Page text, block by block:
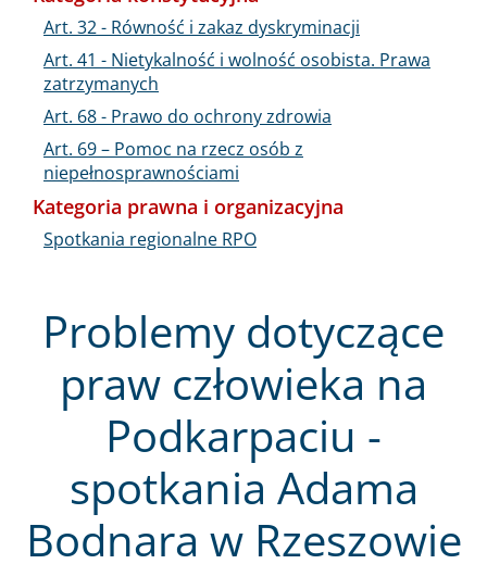
Problemy dotyczące
praw człowieka na
Podkarpaciu -
spotkania Adama
Bodnara w Rzeszowie
Art. 32 - Równość i zakaz dyskryminacji
Art. 41 - Nietykalność i wolność osobista. Prawa
zatrzymanych
Art. 68 - Prawo do ochrony zdrowia
Art. 69 – Pomoc na rzecz osób z
niepełnosprawnościami
Kategoria prawna i organizacyjna
Spotkania regionalne RPO